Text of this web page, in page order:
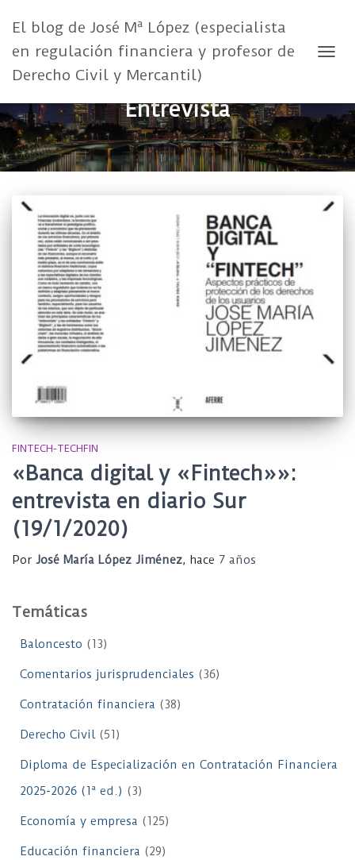
El blog de José Mª López (especialista
en regulación financiera y profesor de
Derecho Civil y Mercantil)
Entrevista
FINTECH-TECHFIN
«Banca digital y «Fintech»»:
entrevista en diario Sur
(19/1/2020)
Por José María López Jiménez, hace 7 años
Temáticas
Baloncesto (13)
Comentarios jurisprudenciales (36)
Contratación financiera (38)
Derecho Civil(51)
Diploma de Especialización en Contratación Financiera
2025-2026 (1ª ed.) (3)
Economía y empresa (125)
Educación financiera (29)